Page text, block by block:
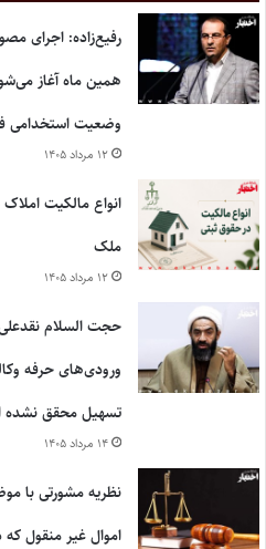
رفیع‌زاده: اجرای
همین ماه آغاز
وضعیت استخدامی
۱۲ مرداد ۱۴۰۵
ملک
۱۲ مرداد ۱۴۰۵
حجت السلام
ورودی‌های حرفه
تسهیل محقق
۱۴ مرداد ۱۴۰۵
نظریه مشورتی با
اموال غیر منقول که